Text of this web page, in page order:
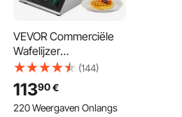
VEVOR Commerciële
Wafelijzer
Wafelmachine 1750W
Antiaanbak RVS
Belgisch Wafelijzer met
Temperatuur- en
(144)
11390€
220 Weergaven Onlangs